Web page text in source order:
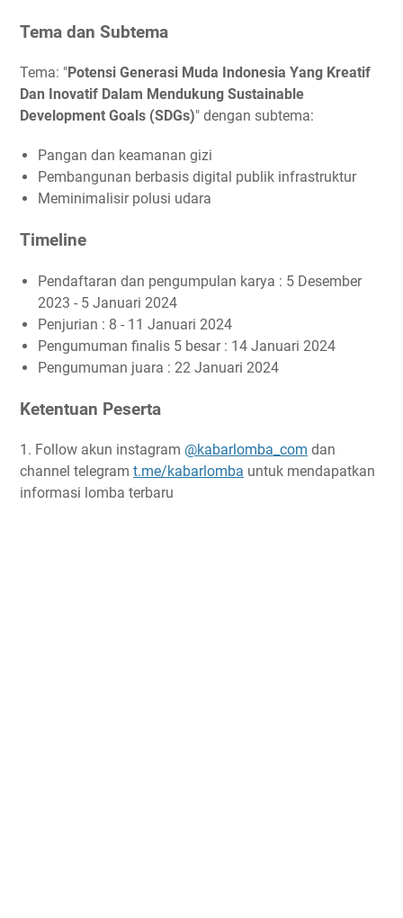
Tema dan Subtema
Tema: "Potensi Generasi Muda Indonesia Yang Kreatif
Dan Inovatif Dalam Mendukung Sustainable
Development Goals (SDGs)" dengan subtema:
Pangan dan keamanan gizi
Pembangunan berbasis digital publik infrastruktur
Meminimalisir polusi udara
Timeline
Pendaftaran dan pengumpulan karya : 5 Desember
2023 - 5 Januari 2024
Penjurian : 8 - 11 Januari 2024
Pengumuman finalis 5 besar : 14 Januari 2024
Pengumuman juara : 22 Januari 2024
Ketentuan Peserta
1. Follow akun instagram @kabarlomba_com dan
channel telegram t.me/kabarlomba untuk mendapatkan
informasi lomba terbaru